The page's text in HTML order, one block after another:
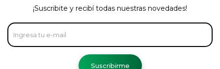
¡Suscribite y recibí todas nuestras novedades!
Suscribirme